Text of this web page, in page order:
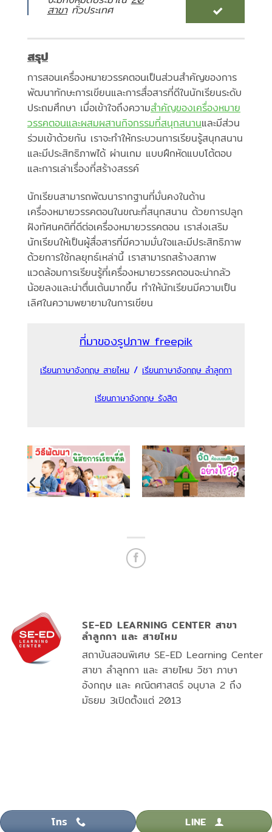
สาขาทั่วประเทศ
สรุป
การสอนเครื่องหมายวรรคตอนเป็นส่วนสำคัญของการ
พัฒนาทักษะการเขียนและการสื่อสารที่ดีในนักเรียนระดับ
ประถมศึกษา เมื่อเข้าใจถึงความสำคัญของเครื่องหมาย
วรรคตอนและผสมผสานกิจกรรมที่สนุกสนานและมีส่วน
ร่วมเข้าด้วยกัน เราจะทำให้กระบวนการเรียนรู้สนุกสนาน
และมีประสิทธิภาพได้ ผ่านเกม แบบฝึกหัดแบบโต้ตอบ
และการเล่าเรื่องที่สร้างสรรค์
นักเรียนสามารถพัฒนารากฐานที่มั่นคงในด้าน
เครื่องหมายวรรคตอนในขณะที่สนุกสนาน ด้วยการปลูก
ฝังทัศนคติที่ดีต่อเครื่องหมายวรรคตอน เราส่งเสริม
นักเรียนให้เป็นผู้สื่อสารที่มีความมั่นใจและมีประสิทธิภาพ
ด้วยการใช้กลยุทธ์เหล่านี้ เราสามารถสร้างสภาพ
แวดล้อมการเรียนรู้ที่เครื่องหมายวรรคตอนจะน่ากลัว
น้อยลงและน่าตื่นเต้นมากขึ้น ทำให้นักเรียนมีความเป็น
เลิศในความพยายามในการเขียน
ที่มาของรูปภาพ freepik
เรียนภาษาอังกฤษ สายไหม / เรียนภาษาอังกฤษ ลำลูกกา
เรียนภาษาอังกฤษ รังสิต
SE-ED LEARNING CENTER สาขา
ลำลูกกา และ สายไหม
สถาบันสอนพิเศษ SE-ED Learning Center
สาขา ลำลูกกา และ สายไหม วิชา ภาษา
อังกฤษ และ คณิตศาสตร์ อนุบาล 2 ถึง
มัธยม 3เปิดตั้งแต่ 2013
โทร LINE